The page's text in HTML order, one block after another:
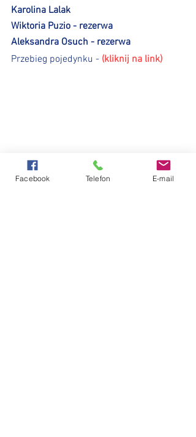
Karolina Lalak
Wiktoria Puzio - rezerwa
Aleksandra Osuch - rezerwa
Przebieg pojedynku - (kliknij na link)
W sezonie 2021/2022 wspierają nas:
Facebook Telefon E-mail